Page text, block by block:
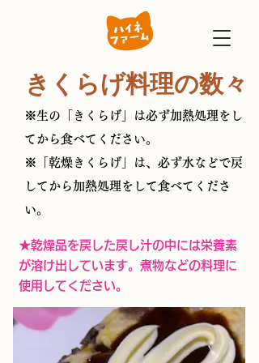
​きくらげ料理の数々
※生の「きくらげ」は必ず加熱処理をし
てから食べてください。
※「乾燥きくらげ」は、必ず水などで戻
してから加熱処理をして食べてくださ
い。
★乾燥品を戻した戻し汁の中には栄養素
が溶け出しています。煮物などの料理に
使用してください。